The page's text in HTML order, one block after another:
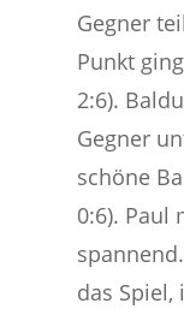
Gegner
Punkt
2:6).
Gegner
schöne
0:6). Paul
das Spiel,